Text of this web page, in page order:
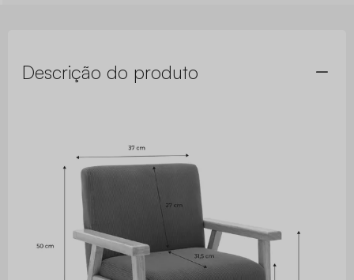
Descrição do produto